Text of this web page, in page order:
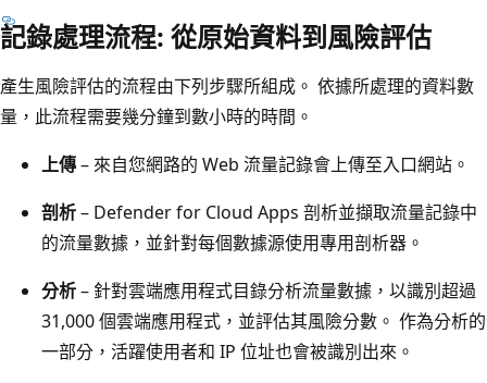
記錄處理流程: 從原始資料到風險評估
產生風險評估的流程由下列步驟所組成。 依據所處理的資料數
量，此流程需要幾分鐘到數小時的時間。
上傳– 來自您網路的 Web 流量記錄會上傳至入口網站。
剖析– Defender for Cloud Apps 剖析並擷取流量記錄中
的流量數據，並針對每個數據源使用專用剖析器。
分析– 針對雲端應用程式目錄分析流量數據，以識別超過
31,000 個雲端應用程式，並評估其風險分數。 作為分析的
一部分，活躍使用者和 IP 位址也會被識別出來。